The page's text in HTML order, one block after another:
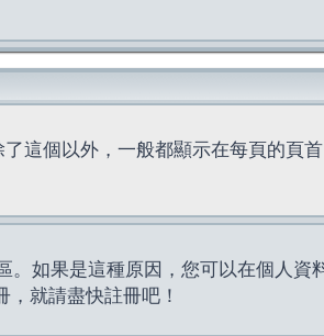
了這個以外，一般都顯示在每頁的頁
如果是這種原因，您可以在個人資
就請盡快註冊吧！